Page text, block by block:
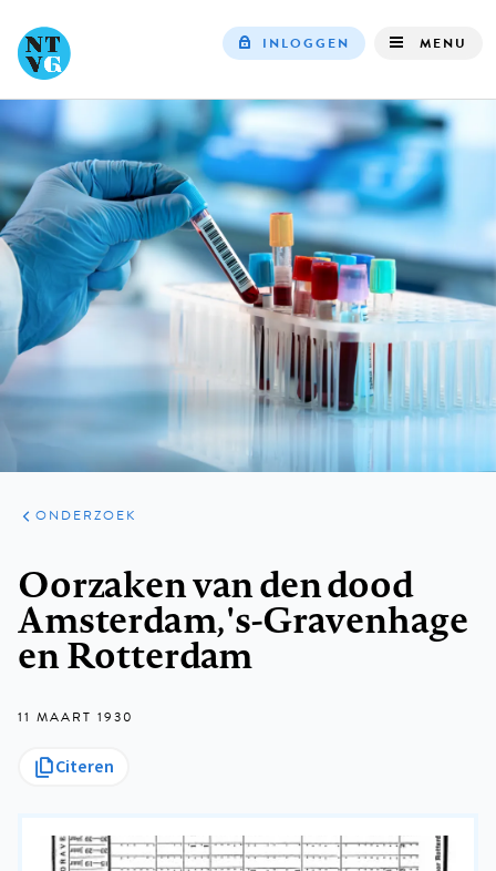
navigation
INLOGGEN MENU
ARTIKELEN
ONDERZOEK
ONDERZOEK
Oorzaken van den dood
Amsterdam, 's-Gravenhage
en Rotterdam
11 MAART 1930
Citeren